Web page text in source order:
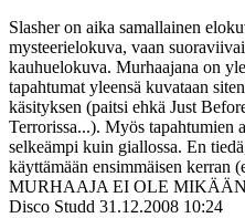
Slasher on aika samallainen
mysteerielokuva, vaan
kauhuelokuva. Murhaajana on
tapahtumat yleensä kuvataan
käsityksen (paitsi ehkä Just
Terrorissa...). Myös tapahtumien
selkeämpi kuin giallossa. En
käyttämään ensimmäisen kerran
MURHAAJA EI OLE
Disco Studd 31.12.2008 10:24